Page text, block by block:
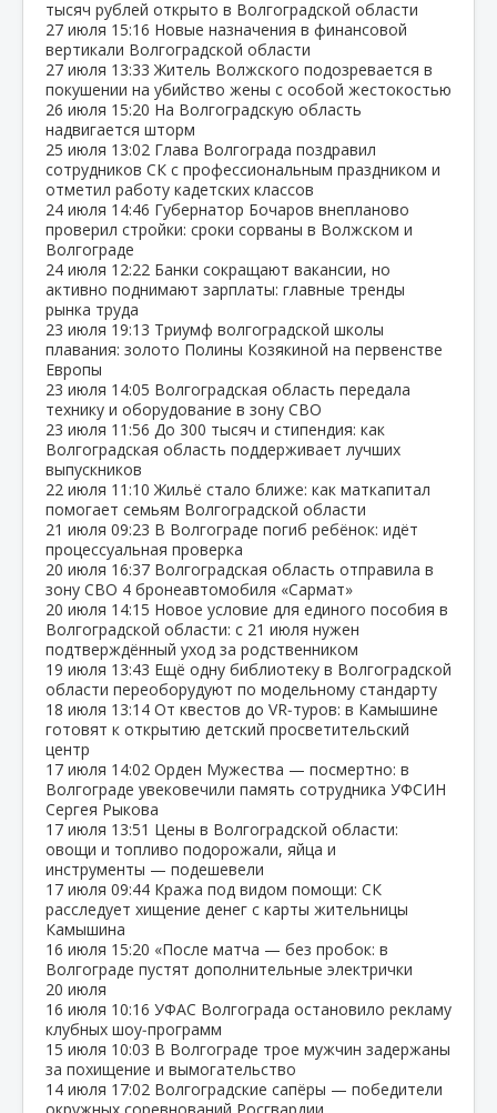
тысяч рублей открыто в Волгоградской области
27 июля 15:16 Новые назначения в финансовой
вертикали Волгоградской области
27 июля 13:33 Житель Волжского подозревается в
покушении на убийство жены с особой жестокостью
26 июля 15:20 На Волгоградскую область
надвигается шторм
25 июля 13:02 Глава Волгограда поздравил
сотрудников СК с профессиональным праздником и
отметил работу кадетских классов
24 июля 14:46 Губернатор Бочаров внепланово
проверил стройки: сроки сорваны в Волжском и
Волгограде
24 июля 12:22 Банки сокращают вакансии, но
активно поднимают зарплаты: главные тренды
рынка труда
23 июля 19:13 Триумф волгоградской школы
плавания: золото Полины Козякиной на первенстве
Европы
23 июля 14:05 Волгоградская область передала
технику и оборудование в зону СВО
23 июля 11:56 До 300 тысяч и стипендия: как
Волгоградская область поддерживает лучших
выпускников
22 июля 11:10 Жильё стало ближе: как маткапитал
помогает семьям Волгоградской области
21 июля 09:23 В Волгограде погиб ребёнок: идёт
процессуальная проверка
20 июля 16:37 Волгоградская область отправила в
зону СВО 4 бронеавтомобиля «Сармат»
20 июля 14:15 Новое условие для единого пособия в
Волгоградской области: с 21 июля нужен
подтверждённый уход за родственником
19 июля 13:43 Ещё одну библиотеку в Волгоградской
области переоборудуют по модельному стандарту
18 июля 13:14 От квестов до VR‑туров: в Камышине
готовят к открытию детский просветительский
центр
17 июля 14:02 Орден Мужества — посмертно: в
Волгограде увековечили память сотрудника УФСИН
Сергея Рыкова
17 июля 13:51 Цены в Волгоградской области:
овощи и топливо подорожали, яйца и
инструменты — подешевели
17 июля 09:44 Кража под видом помощи: СК
расследует хищение денег с карты жительницы
Камышина
16 июля 15:20 «После матча — без пробок: в
Волгограде пустят дополнительные электрички
20 июля
16 июля 10:16 УФАС Волгограда остановило рекламу
клубных шоу‑программ
15 июля 10:03 В Волгограде трое мужчин задержаны
за похищение и вымогательство
14 июля 17:02 Волгоградские сапёры — победители